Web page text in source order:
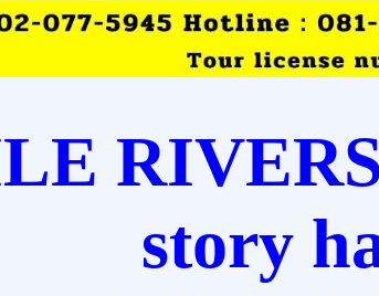
story